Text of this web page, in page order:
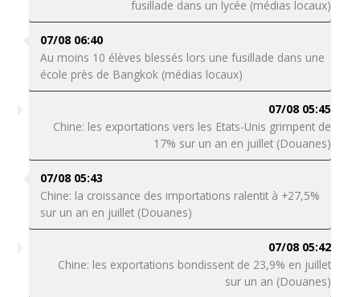
fusillade dans un lycée (médias locaux)
07/08 06:40
Au moins 10 élèves blessés lors une fusillade dans une
école près de Bangkok (médias locaux)
07/08 05:45
Chine: les exportations vers les Etats-Unis grimpent de
17% sur un an en juillet (Douanes)
07/08 05:43
Chine: la croissance des importations ralentit à +27,5%
sur un an en juillet (Douanes)
07/08 05:42
Chine: les exportations bondissent de 23,9% en juillet
sur un an (Douanes)